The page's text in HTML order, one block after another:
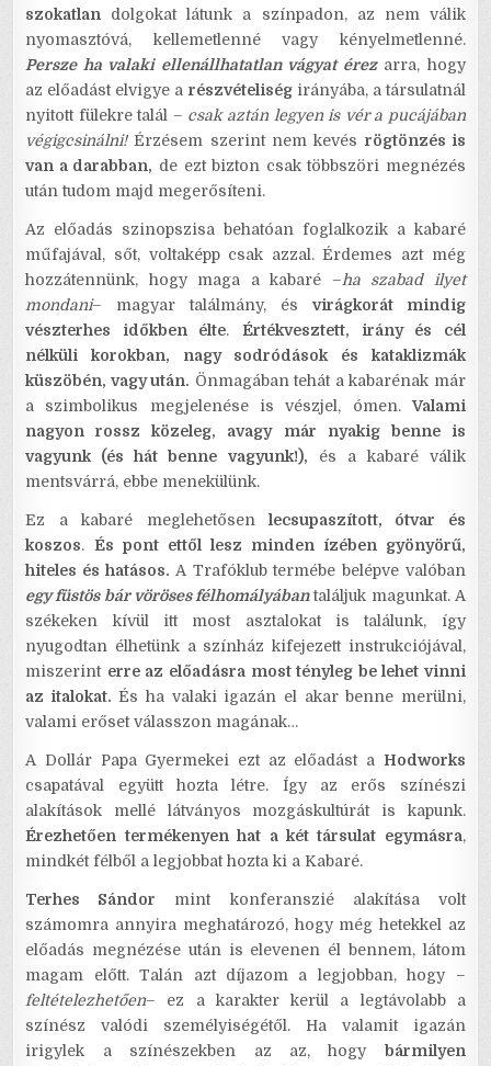
szokatlan dolgokat látunk a színpadon, az nem válik
nyomasztóvá, kellemetlenné vagy kényelmetlenné.
Persze ha valaki ellenállhatatlan vágyat érezarra, hogy
az előadást elvigye a részvételiségirányába, a társulatnál
nyitott fülekre talál – csak aztán legyen is vér a pucájában
végigcsinálni!Érzésem szerint nem kevés rögtönzés is
van a darabban, de ezt bizton csak többszöri megnézés
után tudom majd megerősíteni.
Az előadás szinopszisa behatóan foglalkozik a kabaré
műfajával, sőt, voltaképp csak azzal. Érdemes azt még
hozzátennünk, hogy maga a kabaré –ha szabad ilyet
mondani– magyar találmány, és virágkorát mindig
vészterhes időkben élte.Értékvesztett, irány és cél
nélküli korokban, nagy sodródások és kataklizmák
küszöbén, vagy után. Önmagában tehát a kabarénak már
a szimbolikus megjelenése is vészjel, ómen.Valami
nagyon rossz közeleg, avagy már nyakig benne is
vagyunk (és hát benne vagyunk!), és a kabaré válik
mentsvárrá, ebbe menekülünk.
Ez a kabaré meglehetősen lecsupaszított, ótvar és
koszos.És pont ettől lesz minden ízében gyönyörű,
hiteles és hatásos. A Trafóklub termébe belépve valóban
egy füstös bár vöröses félhomályábantaláljuk magunkat. A
székeken kívül itt most asztalokat is találunk, így
nyugodtan élhetünk a színház kifejezett instrukciójával,
miszerint erre az előadásra most tényleg be lehet vinni
az italokat. És ha valaki igazán el akar benne merülni,
valami erőset válasszon magának…
A Dollár Papa Gyermekei ezt az előadást a Hodworks
csapatával együtt hozta létre. Így az erős színészi
alakítások mellé látványos mozgáskultúrát is kapunk.
Érezhetően termékenyen hat a két társulat egymásra,
mindkét félből a legjobbat hozta ki a Kabaré.
Terhes Sándor mint konferanszié alakítása volt
számomra annyira meghatározó, hogy még hetekkel az
előadás megnézése után is elevenen él bennem, látom
magam előtt. Talán azt díjazom a legjobban, hogy –
feltételezhetően– ez a karakter kerül a legtávolabb a
színész valódi személyiségétől. Ha valamit igazán
irigylek a színészekben az az, hogy bármilyen